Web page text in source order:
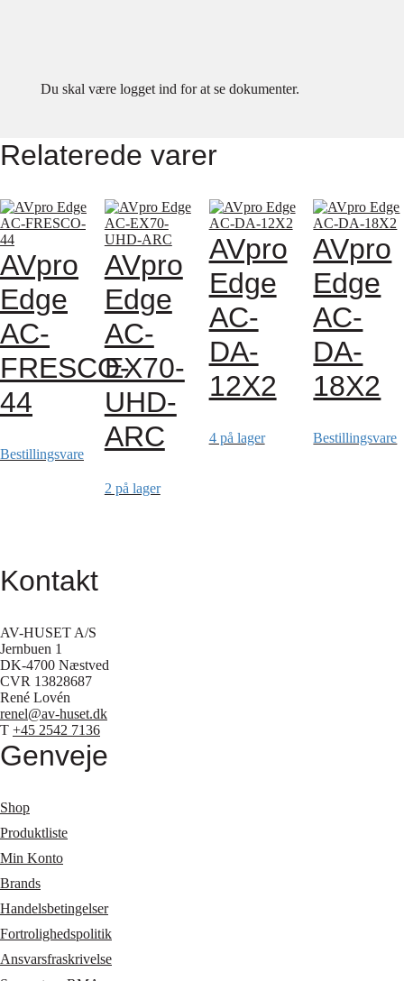
Du skal være logget ind for at se dokumenter.
Relaterede varer
AVpro
Edge
AC-
FRESCO-
44
Bestillingsvare
AVpro
Edge
AC-
EX70-
UHD-
ARC
2 på lager
AVpro
Edge
AC-
DA-
12X2
4 på lager
AVpro
Edge
AC-
DA-
18X2
Bestillingsvare
Kontakt
AV-HUSET A/S
Jernbuen 1
DK-4700 Næstved
CVR 13828687
René Lovén
renel@av-huset.dk
T +45 2542 7136
Genveje
Shop
Produktliste
Min Konto
Brands
Handelsbetingelser
Fortrolighedspolitik
Ansvarsfraskrivelse